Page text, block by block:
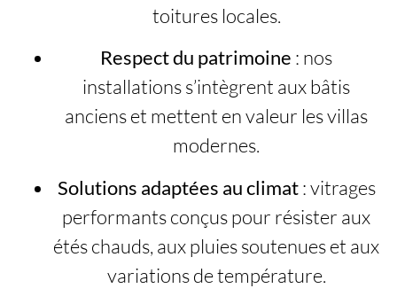
toitures locales.
Respect du patrimoine : nos
installations s’intègrent aux bâtis
anciens et mettent en valeur les villas
modernes.
Solutions adaptées au climat: vitrages
performants conçus pour résister aux
étés chauds, aux pluies soutenues et aux
variations de température.